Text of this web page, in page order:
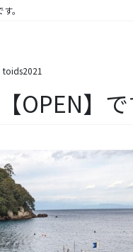
。
toids2021
OPEN】で